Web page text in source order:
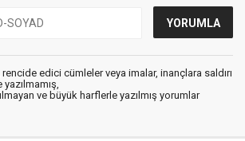
edici cümleler veya imalar, inançlara saldırı
ve büyük harflerle yazılmış yorumlar